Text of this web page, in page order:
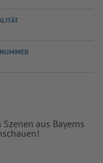
aus Bayerns